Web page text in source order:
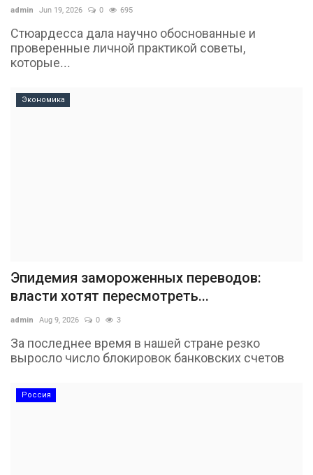
admin Jun 19, 2026 0 695
Стюардесса дала научно обоснованные и
проверенные личной практикой советы,
которые...
Экономика
Эпидемия замороженных переводов:
власти хотят пересмотреть...
admin Aug 9, 2026 0 3
За последнее время в нашей стране резко
выросло число блокировок банковских счетов
Россия